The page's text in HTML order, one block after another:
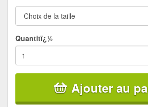
Quantitï¿½
Ajouter au